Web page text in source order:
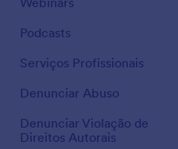
Podcasts
Serviços Profissionais
Denunciar Abuso
Denunciar Violação de
Direitos Autorais